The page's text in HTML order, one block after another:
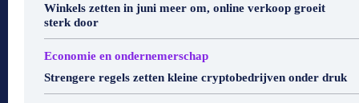
Winkels zetten in juni meer om, online verkoop groeit
sterk door
Economie en ondernemerschap
Strengere regels zetten kleine cryptobedrijven onder druk